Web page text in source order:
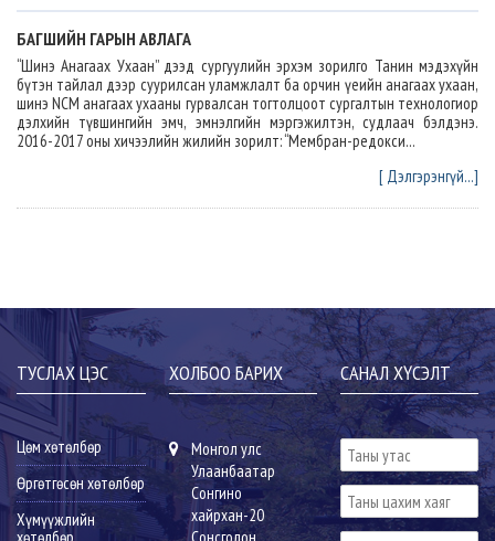
БАГШИЙН ГАРЫН АВЛАГА
“Шинэ Анагаах Ухаан” дээд сургуулийн эрхэм зорилго Танин мэдэхүйн
бүтэн тайлал дээр суурилсан уламжлалт ба орчин үеийн анагаах ухаан,
шинэ NCM анагаах ухааны гурвалсан тогтолцоот сургалтын технологиор
дэлхийн түвшингийн эмч, эмнэлгийн мэргэжилтэн, судлаач бэлдэнэ.
2016-2017 оны хичээлийн жилийн зорилт: “Мембран-редокси...
[ Дэлгэрэнгүй...]
ТУСЛАХ ЦЭС
Цөм хөтөлбөр
Өргөтгөсөн хөтөлбөр
Хүмүүжлийн
ХОЛБОО БАРИХ
Монгол улс
Улаанбаатар
Сонгино
хайрхан-20
САНАЛ ХҮСЭЛТ